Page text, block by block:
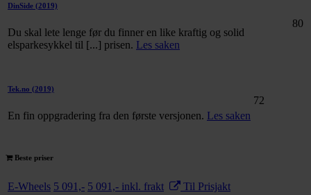
DinSide (2019)
Du skal lete lenge før du finner en like kraftig og solid
elsparkesykkel til [...] prisen. Les saken
80
Tek.no (2019)
En fin oppgradering fra den første versjonen. Les saken
72
Beste priser
E-Wheels 5 091,- 5 091,- inkl. frakt
Til Prisjakt